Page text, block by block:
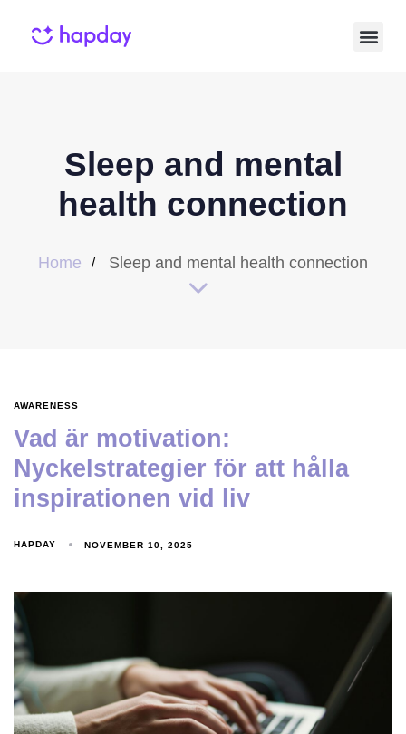
Sleep and mental
health connection
Home Sleep and mental health connection
AWARENESS
Vad är motivation:
Nyckelstrategier för att hålla
inspirationen vid liv
HAPDAY NOVEMBER 10, 2025